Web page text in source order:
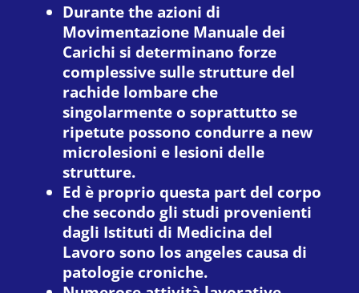
Durante the azioni di
Movimentazione Manuale dei
Carichi si determinano forze
complessive sulle strutture del
rachide lombare che
singolarmente o soprattutto se
ripetute possono condurre a new
microlesioni e lesioni delle
strutture.
Ed è proprio questa part del corpo
che secondo gli studi provenienti
dagli Istituti di Medicina del
Lavoro sono los angeles causa di
patologie croniche.